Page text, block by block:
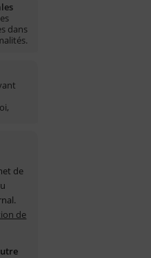
dans
de
de